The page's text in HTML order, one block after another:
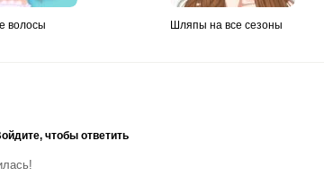
волосы Шляпы на все сезоны
чтобы ответить